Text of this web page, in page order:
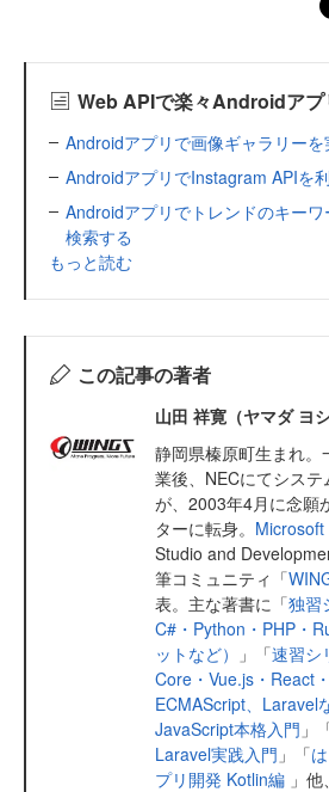
Web APIで楽々Androidアプ
Androidアプリで画像ギャラリーを
AndroidアプリでInstagram APIを
Androidアプリでトレンドのキー
検索する
もっと読む
この記事の著者
山田 祥寛（ヤマダ ヨシ
静岡県榛原町生まれ
業後、NECにてシス
が、2003年4月に念願
ターに転身。 Microsoft
Studio and
筆コミュニティ「
表。主な著書に「独習
C#・Python・PHP・
ットなど）
」「速習シ
Core・Vue.js・React
ECMAScript、Laravel
JavaScript本格入門 」
Laravel実践入門 」「
プリ開発 Kotlin編 」他、